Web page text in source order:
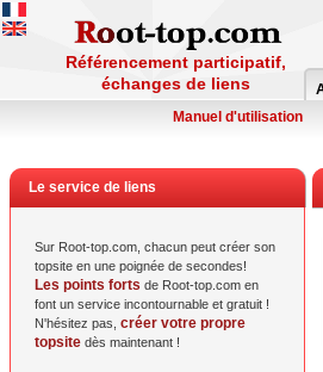
Référencement participatif,
échanges de liens
Manuel d'utilisation
Le service de liens
Sur Root-top.com, chacun peut créer son
topsite en une poignée de secondes!
Les points forts de Root-top.com en
font un service incontournable et gratuit !
N'hésitez pas, créer votre propre
topsite dès maintenant !